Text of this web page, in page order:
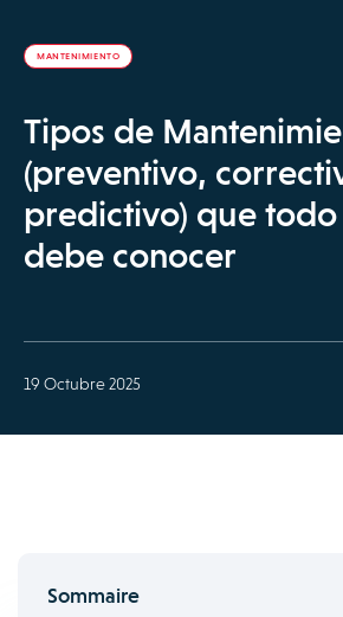
MANTENIMIENTO
Tipos de
(preventivo,
predictivo) que
debe conocer
19 Octubre 2025
Sommaire